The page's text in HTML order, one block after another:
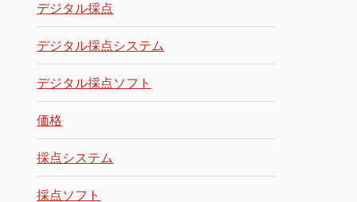
デジタル採点
デジタル採点システム
デジタル採点ソフト
価格
採点システム
採点ソフト